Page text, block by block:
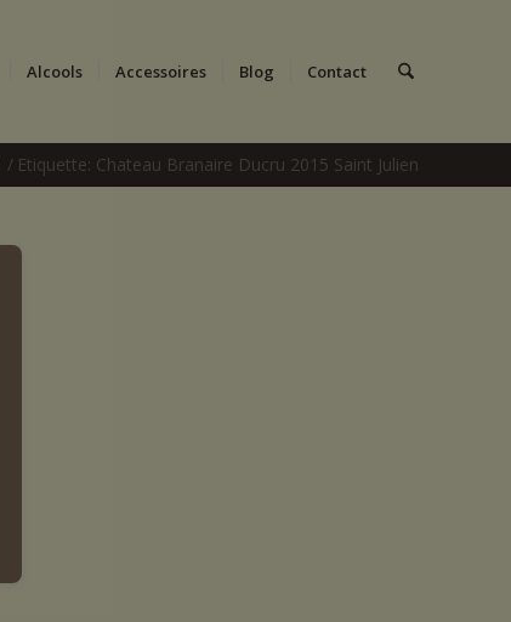
Alcools Accessoires Blog Contact
/ Etiquette: Chateau Branaire Ducru 2015 Saint Julien